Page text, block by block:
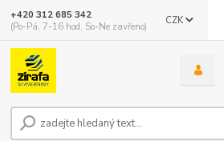
CZK
+420 312 685 342
(Po-Pá, 7-16 hod. So-Ne zavřeno)